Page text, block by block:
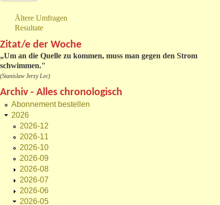
Ältere Umfragen
Resultate
Zitat/e der Woche
„Um an die Quelle zu kommen, muss man gegen den Strom
schwimmen."
(Stanislaw Jerzy Lec)
Archiv - Alles chronologisch
Abonnement bestellen
2026
2026-12
2026-11
2026-10
2026-09
2026-08
2026-07
2026-06
2026-05